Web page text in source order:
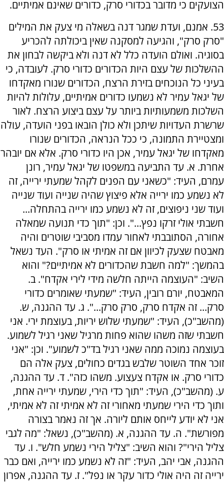
הצועקים כי מדובר בכדורי סרק, כדורים שאינם אמיתיים.
53. אמנם, ועדת שמגר דנה בשאלה מי צעק את המילים
"סרק סרק", והגיעה למסקנה שאין ביכולתה להכריע
בסוגיה. ואולם הועדה כלל לא דנה ולא ביקשה לבחון את
ההשלכות של עצם היות הכדורים כדורי סרק. לעובדה, כי
בעיני כל הנוכחים בזירת הרצח, הכדורים שנורו מאקדחו
של יגאל עמיר לא נשמעו כדורים אמיתיים, עלולות להיות
השלכות משמעותיות ביותר על עצם ביצוע הרצח. לאור
שרשרת העדויות שיתכן ולא כולן הובאו בפני הועדה, עולה
ומצטיירת התמונה, כי ככל הנראה, הכדורים שנורו
מאקדחו של יגאל עמיר, אכן היו כדורי סרק. אלא אם יובהר
אחרת. א. עד התביעה במשפטו של יגאל עמיר, רונן
עמרם, העיד: "כשאני עם הפנים לקהל שמעתי ירייה, זה
לא נשמע כמו ירייה אלא פיצוץ שהיה שנייה ועוד שנייה
ועוד שני ניפוצים, זה לא נשמע כמו ירייה בהתחלה...
חשבתי אולי זרקו נפץ...". וכן: "תוך כדי תנועה שמאלה
אחורה, הסתובבתי לאחור עמדו מסביבי שוטרים והיה
מאבטח שצעק לכיוון אם זה אמיתי או סרק". העד נשאל
בהמשך: "למה חשבת שהכדורים לא אמיתיים?" והוא
השיב: "העוצמה הייתה חלשה מידי לירי אקדח". ב.
המאבטח, יורם רובין, העיד: "שמעתי שאומרים כדורי
סרק... זה אקדח סרק, סרק סרק...". ג. עד ההגנה, ש.
(מהשב"כ), העיד: "שמעתי שלוש יריות, בעוצמת ירי. אני
חשבתי שזה משהו שהוא פחות מרגיל שאני רגיל לשמוע.
בעוצמה נמוכה ממה שאני רגיל בד"כ לשמוע". וכן: "אני
זוכר אחד השוטר שלבש בגדים כחולים, צעק אלה הם
כדורי סרק. או אקדח צעצוע. משהו כזה". ד. עד ההגנה,
ע. (מהשב"כ), העיד: "תוך כדי הירי, שמעתי ירייה אחת,
ותוך כדי הירי שמעתי מאחורי זה לא אמיתי זה לא אמיתי,
אני לא יודע לייחס אותם ליורה. אך זה נאמר בצורה
מפורשת". ה. עד ההגנה, א. (מהשב"כ), נשאל: "מה לגבי
צליל הירי"? והוא השיב: "צליל הירי נשמע חלש". ו. עד
ההגנה, אבי יהב, העיד: "זה לא נשמע כמו ירייה, ואם כבר
ירייה זה היה אולי כדור עקר או נפל". ז. עד ההגנה, אפרון